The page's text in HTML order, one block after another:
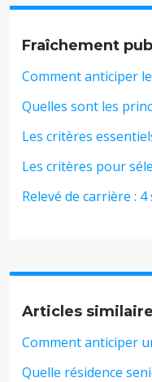
Fraîchement
Comment anticiper
Quelles sont les
Les critères
Les critères pour
Relevé de carrière :
Articles
Comment anticiper
Quelle résidence